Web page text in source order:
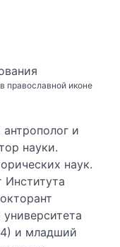
православной иконе
и
науки.
наук.
Института
и младший